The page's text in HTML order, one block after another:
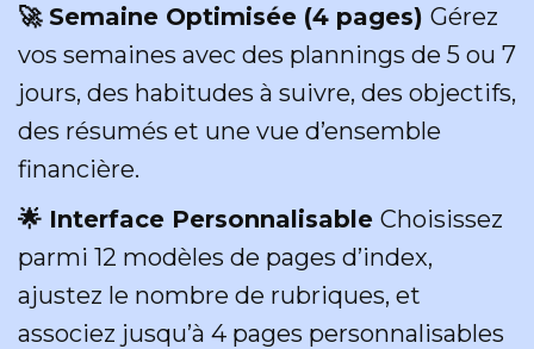
🚀 Semaine Optimisée (4 pages) Gérez
vos semaines avec des plannings de 5 ou 7
jours, des habitudes à suivre, des objectifs,
des résumés et une vue d’ensemble
financière.
🌟 Interface Personnalisable Choisissez
parmi 12 modèles de pages d’index,
ajustez le nombre de rubriques, et
associez jusqu’à 4 pages personnalisables